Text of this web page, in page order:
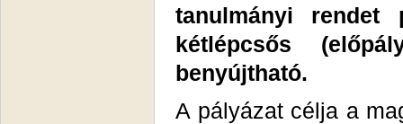
tanulmányi rendet
kétlépcsős
benyújtható.
A pályázat célja a